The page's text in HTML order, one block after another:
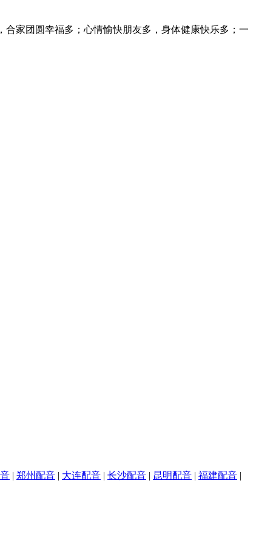
家团圆幸福多；心情愉快朋友多，身体健康快乐多；一
| 郑州配音 | 大连配音 | 长沙配音 | 昆明配音 | 福建配音 |